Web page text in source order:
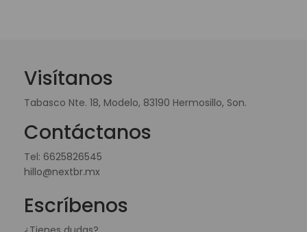
Visítanos
Tabasco Nte. 18, Modelo, 83190 Hermosillo, Son.
Contáctanos
Tel: 6625826545
hillo@nextbr.mx
Escríbenos